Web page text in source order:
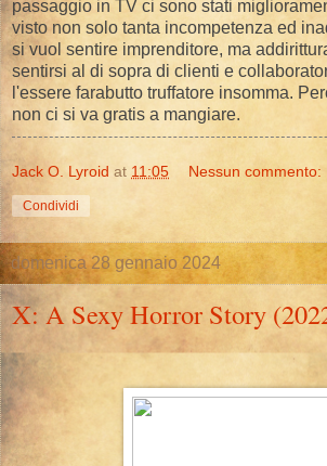
passaggio in TV ci sono stati
visto non solo tanta incompetenza ed
si vuol sentire imprenditore, ma
sentirsi al di sopra di clienti e
l'essere farabutto truffatore insomma.
non ci si va gratis a mangiare.
Jack O. Lyroid at 11:05 Nessun commento:
Condividi
domenica 28 gennaio 2024
X: A Sexy Horror Story